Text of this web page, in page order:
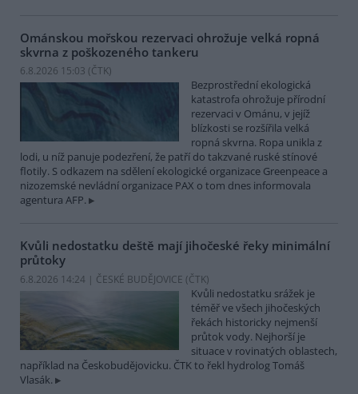
Ománskou mořskou rezervaci ohrožuje velká ropná
skvrna z poškozeného tankeru
6.8.2026 15:03 (ČTK)
Bezprostřední ekologická
katastrofa ohrožuje přírodní
rezervaci v Ománu, v jejíž
blízkosti se rozšířila velká
ropná skvrna. Ropa unikla z
lodi, u níž panuje podezření, že patří do takzvané ruské stínové
flotily. S odkazem na sdělení ekologické organizace Greenpeace a
nizozemské nevládní organizace PAX o tom dnes informovala
agentura AFP.
Kvůli nedostatku deště mají jihočeské řeky minimální
průtoky
6.8.2026 14:24 | ČESKÉ BUDĚJOVICE (ČTK)
Kvůli nedostatku srážek je
téměř ve všech jihočeských
řekách historicky nejmenší
průtok vody. Nejhorší je
situace v rovinatých oblastech,
například na Českobudějovicku. ČTK to řekl hydrolog Tomáš
Vlasák.